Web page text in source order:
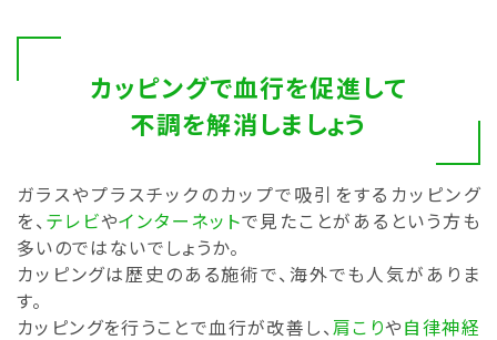
カッピングで血行を促進して
不調を解消しましょう
ガラスやプラスチックのカップで吸引をするカッピング
を、 テレビやインターネットで見たことがあるという方も
多いのではないでしょうか。
カッピングは歴史のある施術で、海外でも人気がありま
す。
カッピングを行うことで血行が改善し、 肩こりや自律神経